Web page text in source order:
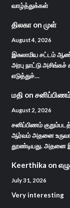
வாழ்த்துக்கள்
திலகா on முள்
August 4, 2026
இசுலாமிய சட்டம்
அரபு நாட்டு அசிங்கச்
எடுத்துச்…
மதி on
August 2, 2026
சனிப்பிணம்
ஆர்வம் அதனை
தூண்டியது. அதனை
Keerthika on
July 31, 2026
Very interesting